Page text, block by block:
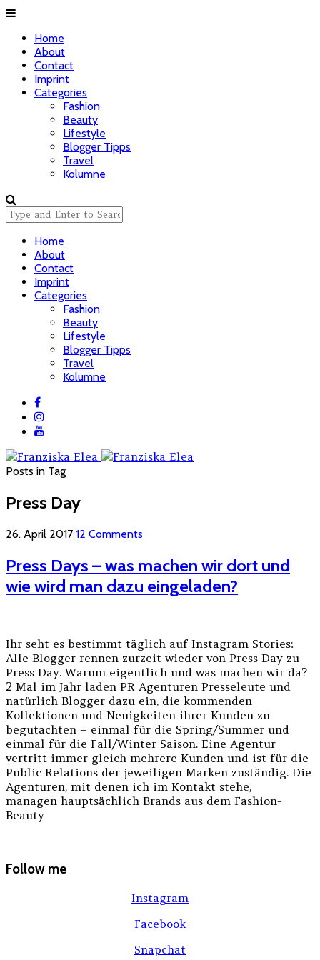
Home
About
Contact
Imprint
Categories
Fashion
Beauty
Lifestyle
Blogger Tipps
Travel
Kolumne
Home
About
Contact
Imprint
Categories
Fashion
Beauty
Lifestyle
Blogger Tipps
Travel
Kolumne
Posts in Tag
Press Day
26. April 2017 12 Comments
Press Days – was machen wir dort und
wie wird man dazu eingeladen?
Ihr seht es bestimmt täglich auf Instagram Stories:
Alle Blogger rennen zurzeit wieder von Press Day zu
Press Day. Warum eigentlich und was machen wir da?
2 Mal im Jahr laden PR Agenturen Presseleute und
natürlich Blogger dazu ein, die kommenden
Kollektionen und Neuigkeiten ihrer Kunden zu
begutachten – einmal für die Spring/Summer und
einmal für die Fall/Winter Saison. Eine Agentur
vertritt immer gleich mehrere Kunden und ist für die
Public Relations der jeweiligen Marken zuständig. Die
Agenturen, mit denen ich im Kontakt stehe,
managen hauptsächlich Brands aus dem Fashion-
Beauty
Follow me
Instagram
Facebook
Snapchat